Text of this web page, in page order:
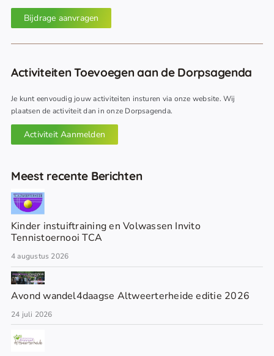
Bijdrage aanvragen
Activiteiten Toevoegen aan de Dorpsagenda
Je kunt eenvoudig jouw activiteiten insturen via onze website. Wij
plaatsen de activiteit dan in onze Dorpsagenda.
Activiteit Aanmelden
Meest recente Berichten
Kinder instuiftraining en Volwassen Invito
Tennistoernooi TCA
4 augustus 2026
Avond wandel4daagse Altweerterheide editie 2026
24 juli 2026